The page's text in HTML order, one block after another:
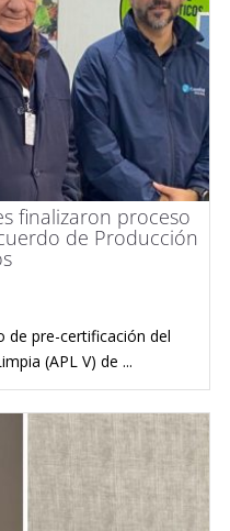
finalizaron proceso
de Producción
de pre-certificación del
(APL V) de ...